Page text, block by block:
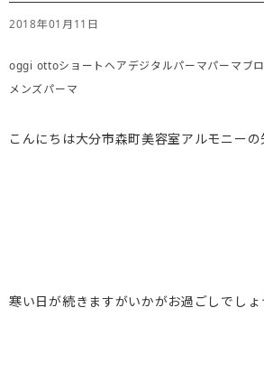
2018年01月11日
oggi ottoショートヘアデジタルパーマパーマブ
メンズパーマ
こんにちは大分市森町美容室アルモニーの
寒い日が続きますがいかがお過ごしでしょ